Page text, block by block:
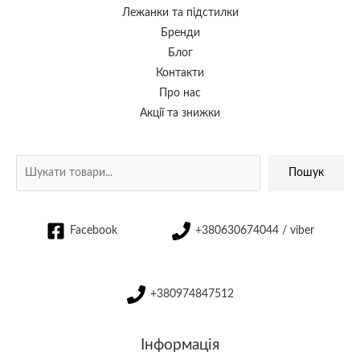
Лежанки та підстилки
Бренди
Блог
Контакти
Про нас
Акції та знижки
Пошук
Facebook +380630674044 / viber
+380974847512
Інформація